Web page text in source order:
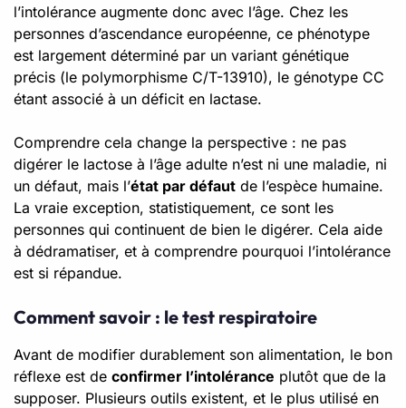
l’intolérance augmente donc avec l’âge. Chez les
personnes d’ascendance européenne, ce phénotype
est largement déterminé par un variant génétique
précis (le polymorphisme C/T-13910), le génotype CC
étant associé à un déficit en lactase.
Comprendre cela change la perspective : ne pas
digérer le lactose à l’âge adulte n’est ni une maladie, ni
un défaut, mais l’état par défaut de l’espèce humaine.
La vraie exception, statistiquement, ce sont les
personnes qui continuent de bien le digérer. Cela aide
à dédramatiser, et à comprendre pourquoi l’intolérance
est si répandue.
Comment savoir : le test respiratoire
Avant de modifier durablement son alimentation, le bon
réflexe est de confirmer l’intolérance plutôt que de la
supposer. Plusieurs outils existent, et le plus utilisé en